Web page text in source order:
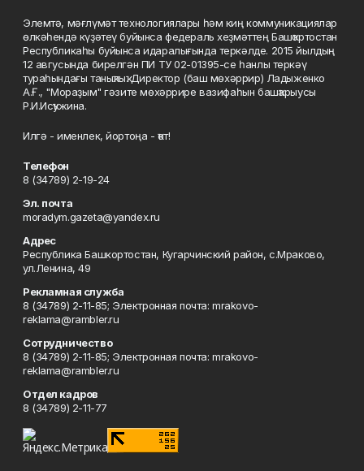
Элемтә, мәғлүмәт технологиялары һәм киң коммуникациялар
өлкәһендә күҙәтеү буйынса федераль хеҙмәттең Башҡортостан
Республикаһы буйынса идаралығында теркәлде. 2015 йылдың
12 авгусында бирелгән ПИ ТУ 02-01395-се һанлы теркәү
тураһындағы таныҡлыҡ. Директор (баш мөхәррир) Ладыженко
А.Ғ., "Мораҙым" гәзите мөхәррире вазифаһын башҡарыусы
Р.И.Исҡужина.
Илгә - именлек, йортоңа - ҡот!
Телефон
8 (34789) 2-19-24
Эл. почта
moradym.gazeta@yandex.ru
Адрес
Республика Башкортостан, Кугарчинский район, с.Мраково,
ул.Ленина, 49
Рекламная служба
8 (34789) 2-11-85; Электронная почта: mrakovo-
reklama@rambler.ru
Сотрудничество
8 (34789) 2-11-85; Электронная почта: mrakovo-
reklama@rambler.ru
Отдел кадров
8 (34789) 2-11-77